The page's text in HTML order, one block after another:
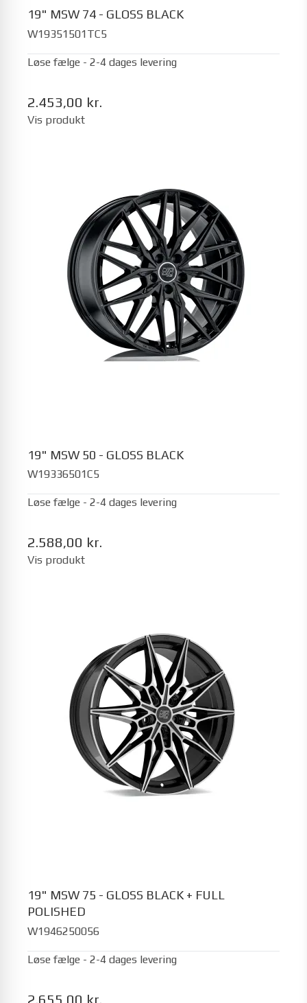
19" MSW 74 - GLOSS BLACK
W19351501TC5
Løse fælge - 2-4 dages levering
2.453,00 kr.
Vis produkt
19" MSW 50 - GLOSS BLACK
W19336501C5
Løse fælge - 2-4 dages levering
2.588,00 kr.
Vis produkt
19" MSW 75 - GLOSS BLACK + FULL
POLISHED
W1946250056
Løse fælge - 2-4 dages levering
2.655,00 kr.